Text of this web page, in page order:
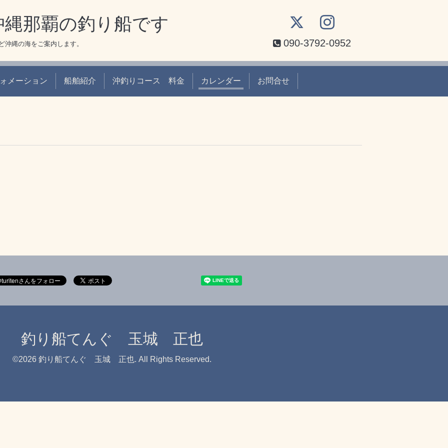
那覇の釣り船です
縄の海をご案内します。 090-3792-0952
メーション 船舶紹介 沖釣りコース 料金 カレンダー お問合せ
釣り船てんぐ 玉城 正也
©2026 釣り船てんぐ 玉城 正也. All Rights Reserved.